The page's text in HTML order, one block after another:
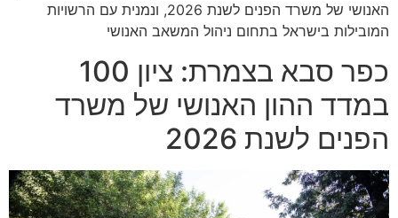
האנושי של משרד הפנים לשנת 2026, ונמנית עם הרשויות
המובילות בישראל בתחום ניהול המשאב האנושי
כפר סבא בצמרת: ציון 100
במדד ההון האנושי של משרד
הפנים לשנת 2026